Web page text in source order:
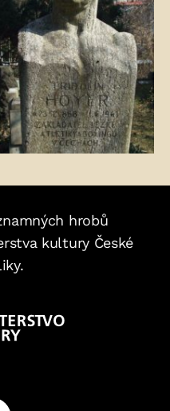
hrobů
kultury České